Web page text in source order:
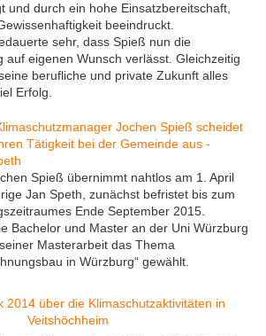
und durch ein hohe Einsatzbereitschaft,
beeindruckt.
sehr, dass Spieß nun die
auf eigenen Wunsch verlässt. Gleichzeitig
berufliche und private Zukunft alles
Erfolg.
Spieß übernimmt nahtlos am 1. April
Jan Speth, zunächst befristet bis zum
Ende September 2015.
Bachelor und Master an der Uni Würzburg
Masterarbeit das Thema
in Würzburg“ gewählt.